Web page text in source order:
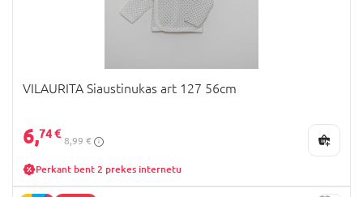
VILAURITA Siaustinukas art 127 56cm
6,74 €
8,99 €
Perkant bent 2 prekes internetu